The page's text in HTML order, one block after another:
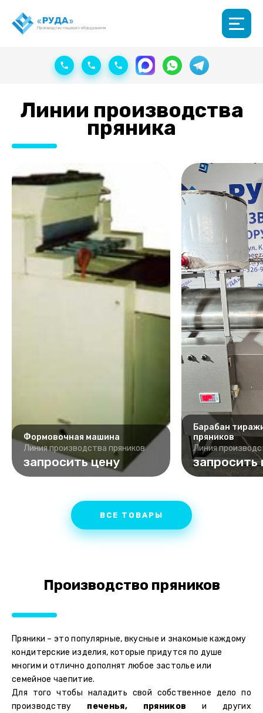
Линии производства
пряника
Формовочная машина
Линия производства пряников
запросить цену
Барабан
пряников
Линия
запросить
ВСЕ ТОВАРЫ
Производство пряников
Пряники – это популярные, вкусные и знакомые каждому
кондитерские изделия, которые придутся по душе
многим и отлично дополнят любое застолье или
семейное чаепитие.
Для того чтобы наладить свой собственное дело по
производству печенья, пряников и других